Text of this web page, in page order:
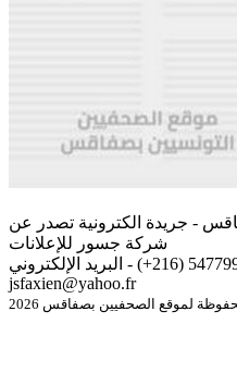
- جريدة الكترونية تصدر عن
شركة جسور للإعلانات
للإتصال أو نشر الردود الهاتف 54779966 (216+) - البريد الإلكتروني
jsfaxien@yahoo.fr
لموقع الصحفيين بصفاقس 2026